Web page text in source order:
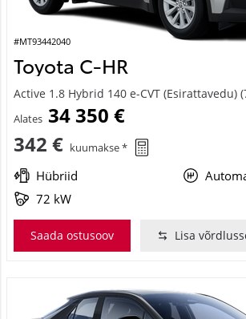
#MT93442040
Toyota C-HR
Active 1.8 Hybrid 140 e-CVT (Esirattavedu)
Alates 34 350 €
342 € kuumakse *
Hübriid
72 kW
Saada ostusoov Lisa